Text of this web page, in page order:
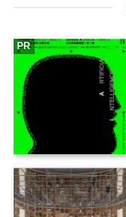
PR